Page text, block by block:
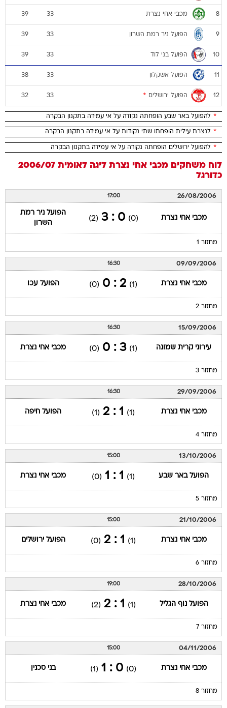
8 מכבי אחי נצרת 33
39
9 הפועל ניר רמת השרון 33
39
10 הפועל בני לוד 33
39
11 הפועל אשקלון 33
38
12 הפועל ירושלים *
33
32
* להפועל באר שבע הופחתה נקודה על אי עמידה בתקנון הבקרה
* לנצרת עילית הופחתו שתי נקודות על אי עמידה בתקנון הבקרה
* להפועל ירושלים הופחתה נקודה על אי עמידה בתקנון הבקרה
לוח משחקים מכבי אחי נצרת ליגה לאומית 2006/07
כדורגל
26/08/2006
17:00
מכבי אחי נצרת (0)
0 : 3
(2)
הפועל ניר רמת
השרון
מחזור 1
09/09/2006
16:30
מכבי אחי נצרת (1)
2 : 0
(0) הפועל עכו
מחזור 2
15/09/2006
16:30
עירוני קרית שמונה (1)
3 : 0
(0) מכבי אחי נצרת
מחזור 3
29/09/2006
16:30
מכבי אחי נצרת (1)
1 : 2
(1) הפועל חיפה
מחזור 4
13/10/2006
15:00
הפועל באר שבע (1)
1 : 1
(0) מכבי אחי נצרת
מחזור 5
21/10/2006
15:00
מכבי אחי נצרת (1)
1 : 2
(0) הפועל ירושלים
מחזור 6
28/10/2006
19:00
הפועל נוף הגליל (1)
1 : 2
(2) מכבי אחי נצרת
מחזור 7
04/11/2006
15:00
מכבי אחי נצרת (0)
0 : 1
(1) בני סכנין
מחזור 8